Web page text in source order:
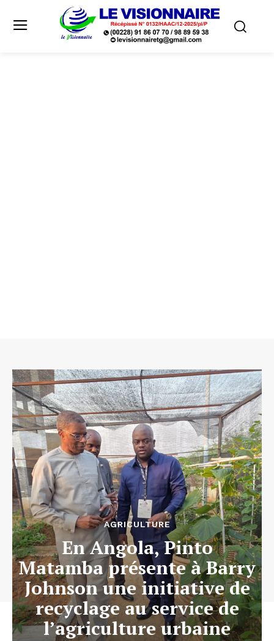
AGRICULTURE
En Angola, Pinto
Matamba présente à Barry
Johnson une initiative de
recyclage au service de
l’agriculture urbaine